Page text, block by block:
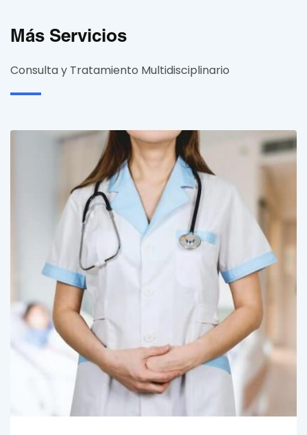
Más Servicios
Consulta y Tratamiento Multidisciplinario